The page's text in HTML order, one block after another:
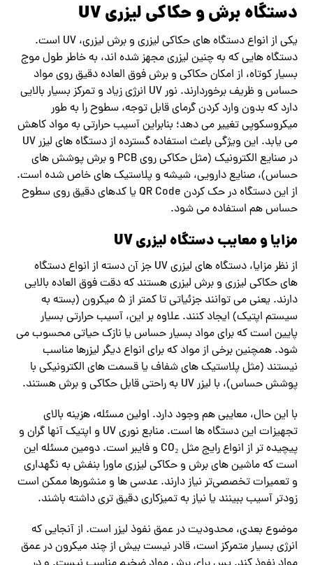
دستگاه برش و حکاکی لیزری UV
یکی از انواع دستگاه های حکاکی لیزری و برش لیزری، UV است.
دستگاه هایی که به چنین لیزری مجهز شده اند، به ‌خاطر طول موج
بسیار کوتاه، از امکان حکاکی و برش فوق ‌العاده دقیق روی مواد
حساس و ظریف برخوردارند. نور UV انرژی زیاد و تمرکز بسیار بالایی
دارد که بدون وارد کردن گرمای قابل توجه، سطوح را به ‌طور
میکروسکوپی تغییر می ‌دهد؛ بنابراین آسیب حرارتی به مواد کاهش
می‌ یابد. این ویژگی باعث استفاده گسترده از دستگاه‌ های لیزر UV
در صنایع الکترونیک (مثل حکاکی روی PCB و برش پوشش‌ های
حساس)، صنایع دارویی، شیشه و پلاستیک ‌های خاص شده است.
از این دستگاه در حک کردن QR Code یا کدهای دقیق روی سطوح
حساس هم استفاده می شود.
مزایا و معایب دستگاه لیزری UV
از نظر مزایا، دستگاه ‌های لیزری UV جز آن دسته از انواع دستگاه
های حکاکی لیزری و برش لیزری هستند که دقت فوق‌ العاده بالایی
دارند. یعنی می ‌توانند جزئیاتی تا کمتر از ۵ میکرون (بسته به
سیستم اپتیک) ایجاد کنند. علاوه بر این، آسیب حرارتی بسیار
پایین است که برای مواد بسیار حساس یا نازک حیاتی محسوب می
‌شود. همچنین برخی از مواد که برای انواع دیگر لیزرها مناسب
نیستند (مثل پلاستیک ‌های شفاف یا قسمت ‌های الکترونیکی با
پوشش حساس)، با لیزر UV به راحتی قابل حکاکی و برش هستند.
با این حال، معایبی هم وجود دارد. اولین مسئله، هزینه بالای
تجهیزات این دستگاه ها است. منابع نوری UV و اپتیک آنها گران و
پیچیده‌ تر از انواع رایج مثل CO₂ و فایبر است. دومین مسئله این
است که ماشین های برش و حکاکی لیزری ماورا بنفش به نگهداری
و تعمیرات تخصصی‌تر نیاز دارند. عدسی‌ ها و منشورها ممکن است
زودتر آسیب ببینند یا نیاز به تمیزکاری دقیق ‌تری داشته باشند.
موضوع بعدی، محدودیت در عمق نفوذ لیزر است. از آنجایی که
انرژی بسیار متمرکز است، قادر نیست بیش از چند میکرون در عمق